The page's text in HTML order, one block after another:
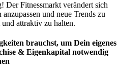
Der Fitnessmarkt verändert sich
und neue Trends zu
attraktiv zu halten.
brauchst, um Dein eigenes
& Eigenkapital notwendig